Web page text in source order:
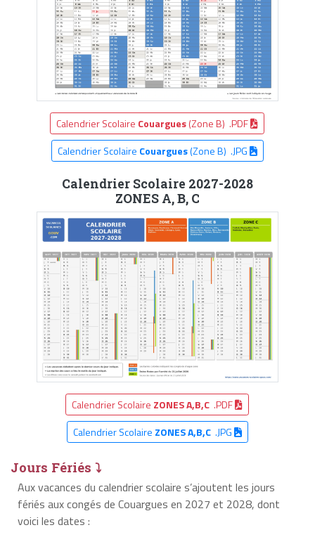
Calendrier Scolaire Couargues(Zone B) .PDF
Calendrier Scolaire Couargues(Zone B) .JPG
Calendrier Scolaire 2027-2028
ZONES A, B, C
Calendrier Scolaire ZONES A,B,C .PDF
Calendrier Scolaire ZONES A,B,C.JPG
Jours Fériés ⤵
Aux vacances du calendrier scolaire s’ajoutent les jours
fériés aux congés de Couargues en 2027 et 2028, dont
voici les dates :